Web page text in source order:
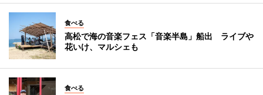
食べる
高松で海の音楽フェス「音楽半島」船出 ライブや
花いけ、マルシェも
食べる